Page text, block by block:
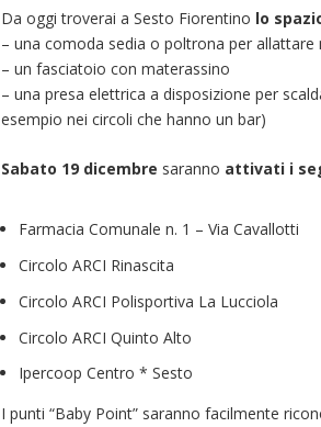
Da oggi troverai a Sesto Fiorentino lo
– una comoda sedia o poltrona per
– un fasciatoio con materassino
– una presa elettrica a disposizione per
esempio nei circoli che hanno un bar)
Sabato 19 dicembre saranno attivati i
Farmacia Comunale n. 1 – Via Cavallotti
Circolo ARCI Rinascita
Circolo ARCI Polisportiva La Lucciola
Circolo ARCI Quinto Alto
Ipercoop Centro * Sesto
I punti “Baby Point” saranno facilmente